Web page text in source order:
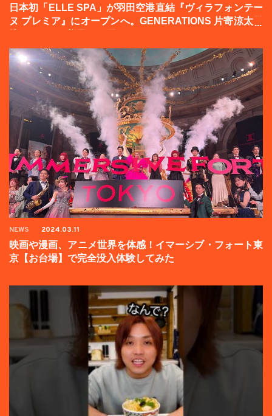
日本初「ELLE SPA」が羽田空港直結『ヴィラフォンテー
ヌ プレミア』にオープンへ。GENERATIONS 片寄涼太登
NEWS 2024.03.11
映画や漫画、アニメ世界を体感！イマーシブ・フォート東
京【お台場】で完全没入体験してみた